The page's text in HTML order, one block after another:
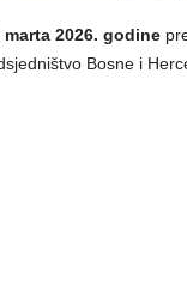
marta 2026. godine
Bosne i